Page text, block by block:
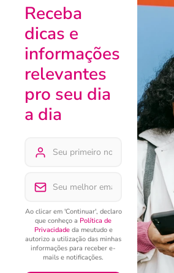
Receba
dicas e
informações
relevantes
pro seu dia
a dia
Ao clicar em 'Continuar', declaro
que conheço a Política de
Privacidadeda meutudo e
autorizo a utilização das minhas
informações para receber e-
mails e notificações.